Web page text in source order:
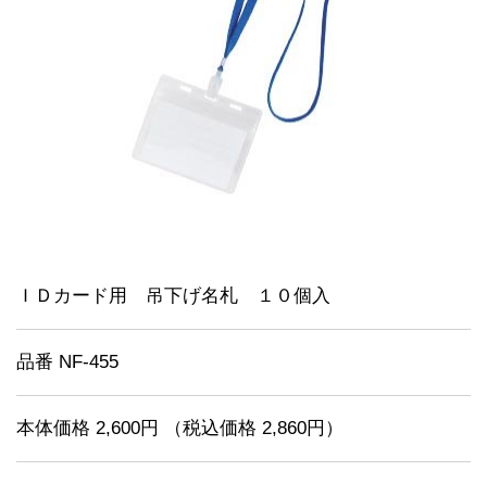
ＩＤカード用 吊下げ名札 １０個入
品番 NF-455
本体価格 2,600円 （税込価格 2,860円）